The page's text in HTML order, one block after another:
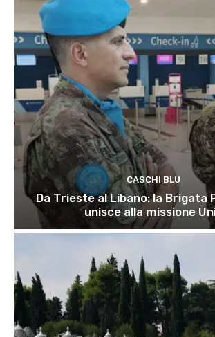
CASCHI BLU
Da Trieste al Libano: la Brigata
unisce alla missione